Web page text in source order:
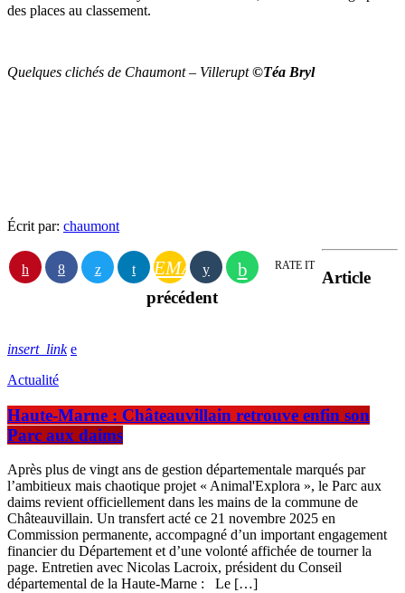
des places au classement.
Quelques clichés de Chaumont – Villerupt©Téa Bryl
Écrit par: chaumont
EMAIL RATE IT
Article
précédent
insert_link
Actualité
Haute-Marne : Châteauvillain retrouve enfin son
Parc aux daims
Après plus de vingt ans de gestion départementale marqués par
l’ambitieux mais chaotique projet « Animal'Explora », le Parc aux
daims revient officiellement dans les mains de la commune de
Châteauvillain. Un transfert acté ce 21 novembre 2025 en
Commission permanente, accompagné d’un important engagement
financier du Département et d’une volonté affichée de tourner la
page. Entretien avec Nicolas Lacroix, président du Conseil
départemental de la Haute-Marne : Le […]